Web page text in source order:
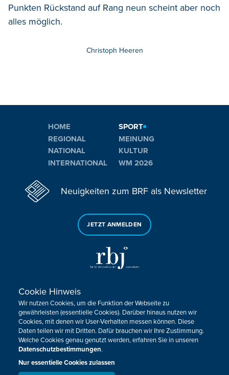
Punkten Rückstand auf Rang neun scheint aber noch
alles möglich.
Christoph Heeren
HOME
REGIONAL
NATIONAL
INTERNATIONAL
SPORT
MEINUNG
KULTUR
WM 2026
Neuigkeiten zum BRF als Newsletter
JETZT ANMELDEN
Sie haben noch Fragen oder Anmerkungen?
KONTAKTIEREN SIE UNS!
Impressum Datenschutz Kontakt
Barrierefreiheit
Cookie-Zustimmung anpassen
Design, Konzept & Programmierung:
Cookie Hinweis
Wir nutzen Cookies, um die Funktion der Webseite zu
gewährleisten (essentielle Cookies). Darüber hinaus nutzen wir
Cookies, mit denen wir User-Verhalten messen können. Diese
Daten teilen wir mit Dritten. Dafür brauchen wir Ihre Zustimmung.
Welche Cookies genau genutzt werden, erfahren Sie in unseren
Datenschutzbestimmungen.
Nur essentielle Cookies zulassen